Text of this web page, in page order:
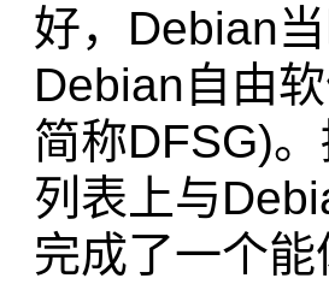
好，Debian
Debian自由
简称DFSG)
列表上与
完成了一个